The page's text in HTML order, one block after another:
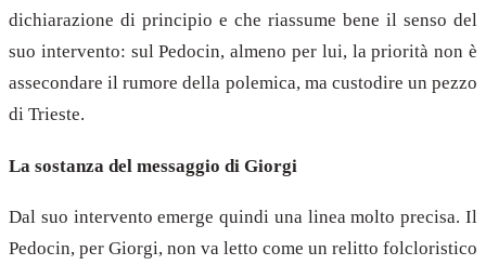
dichiarazione di principio e che riassume bene il senso del
suo intervento: sul Pedocin, almeno per lui, la priorità non è
assecondare il rumore della polemica, ma custodire un pezzo
di Trieste.
La sostanza del messaggio di Giorgi
Dal suo intervento emerge quindi una linea molto precisa. Il
Pedocin, per Giorgi, non va letto come un relitto folcloristico